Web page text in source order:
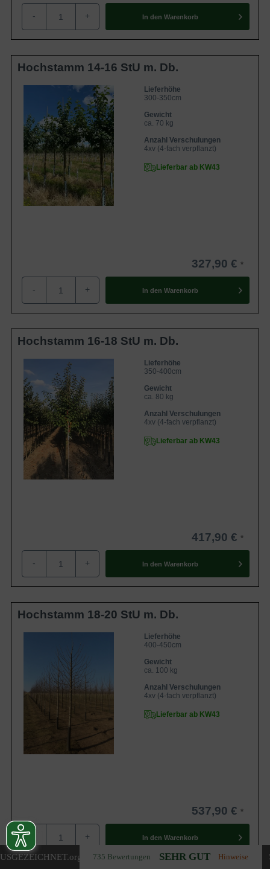
.org 735 Bewertungen SEHR GUT Hinweise
- + In den Warenkorb
Hochstamm 14-16 StU m. Db.
Lieferhöhe
300-350cm
Gewicht
ca. 70 kg
Anzahl Verschulungen
4xv (4-fach verpflanzt)
Lieferbar ab KW43
327,90 €
- + In den Warenkorb
Hochstamm 16-18 StU m. Db.
Lieferhöhe
350-400cm
Gewicht
ca. 80 kg
Anzahl Verschulungen
4xv (4-fach verpflanzt)
Lieferbar ab KW43
417,90 €
- + In den Warenkorb
Hochstamm 18-20 StU m. Db.
Lieferhöhe
400-450cm
Gewicht
ca. 100 kg
Anzahl Verschulungen
4xv (4-fach verpflanzt)
Lieferbar ab KW43
537,90 €
+ In den Warenkorb